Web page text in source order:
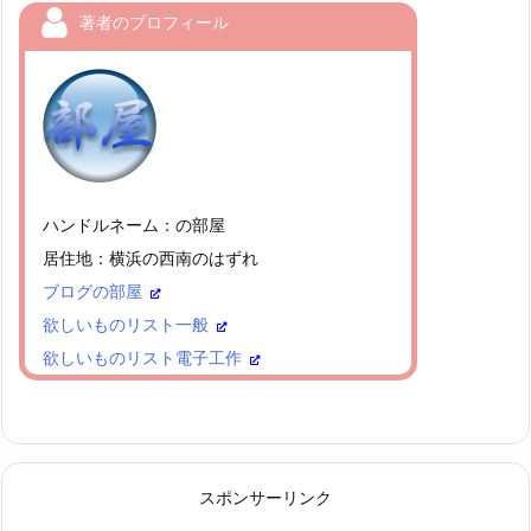
著者のプロフィール
ハンドルネーム：の部屋
居住地：横浜の西南のはずれ
ブログの部屋
欲しいものリスト一般
欲しいものリスト電子工作
スポンサーリンク